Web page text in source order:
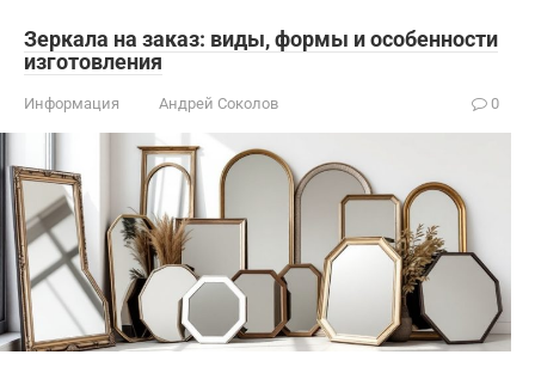
Зеркала на заказ: виды, формы и особенности
изготовления
Информация Андрей Соколов 0